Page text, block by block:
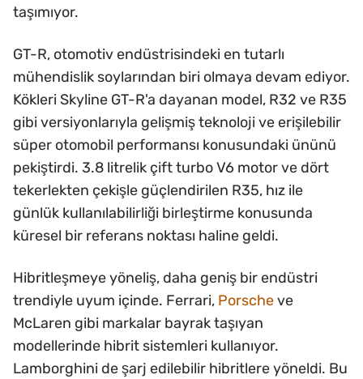
taşımıyor.
GT-R, otomotiv endüstrisindeki en tutarlı
mühendislik soylarından biri olmaya devam ediyor.
Kökleri Skyline GT-R'a dayanan model, R32 ve R35
gibi versiyonlarıyla gelişmiş teknoloji ve erişilebilir
süper otomobil performansı konusundaki ününü
pekiştirdi. 3.8 litrelik çift turbo V6 motor ve dört
tekerlekten çekişle güçlendirilen R35, hız ile
günlük kullanılabilirliği birleştirme konusunda
küresel bir referans noktası haline geldi.
Hibritleşmeye yöneliş, daha geniş bir endüstri
trendiyle uyum içinde. Ferrari, Porscheve
McLaren gibi markalar bayrak taşıyan
modellerinde hibrit sistemleri kullanıyor.
Lamborghini de şarj edilebilir hibritlere yöneldi. Bu